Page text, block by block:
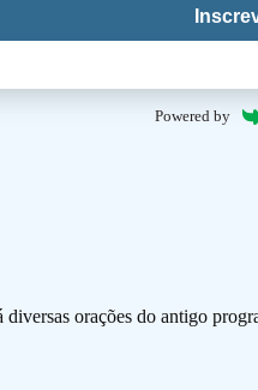
Powered by
diversas orações do antigo